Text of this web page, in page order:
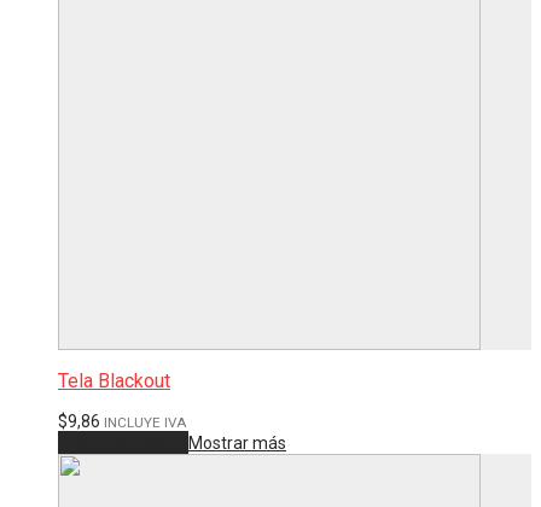
Tela Blackout
$9,86 INCLUYE IVA
Mostrar más